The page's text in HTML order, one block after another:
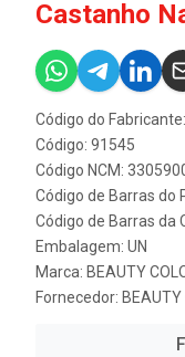
Castanho
Código do
Código: 91545
Código NCM:
Código de Barras do
Código de Barras da
Embalagem: UN
Marca: BEAUTY
Fornecedor: BEAUTY